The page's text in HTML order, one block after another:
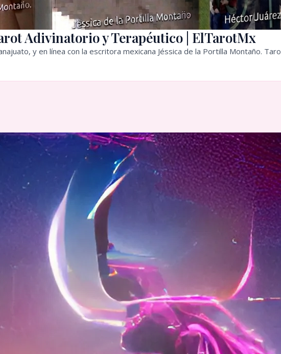
Adivinatorio y Terapéutico | ElTarotMx
y en línea con la escritora mexicana Jéssica de la Portilla Montaño.